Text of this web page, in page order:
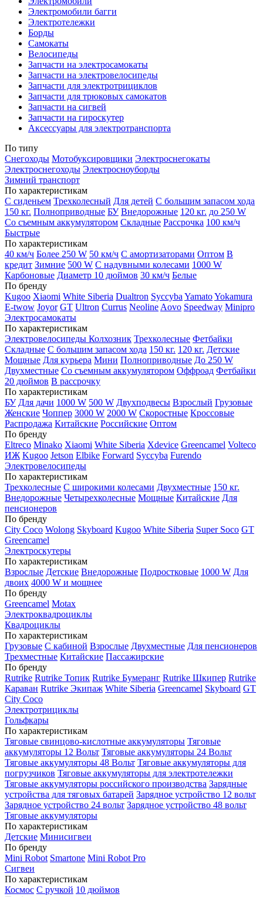
Электромобили багги
Электротележки
Борды
Самокаты
Велосипеды
Запчасти на электросамокаты
Запчасти на электровелосипеды
Запчасти для электротрициклов
Запчасти для трюковых самокатов
Запчасти на сигвей
Запчасти на гироскутер
Аксессуары для электротранспорта
По типу
Снегоходы Мотобуксировщики Электроснегокаты
Электроснегоходы Электросноуборды
Зимний транспорт
По характеристикам
С сиденьем Трехколесный Для детей С большим запасом хода
150 кг. Полноприводные БУ Внедорожные 120 кг. до 250 W
Со съемным аккумулятором Складные Рассрочка 100 км/ч
Быстрые
По характеристикам
40 км/ч Более 250 W 50 км/ч С амортизаторами Оптом В
кредит Зимние 500 W С надувными колесами 1000 W
Карбоновые Диаметр 10 дюймов 30 км/ч Белые
По бренду
Kugoo Xiaomi White Siberia Dualtron Syccyba YamatoYokamura
E-twow Joyor GT Ultron Currus Neoline Aovo Speedway Minipro
Электросамокаты
По характеристикам
Электровелосипеды Колхозник Трехколесные Фетбайки
Складные С большим запасом хода 150 кг. 120 кг. Детские
Мощные Для курьера Мини Полноприводные До 250 W
Двухместные Со съемным аккумулятором Оффроад Фетбайки
20 дюймов В рассрочку
По характеристикам
БУ Для дачи 1000 W 500 W Двухподвесы Взрослый Грузовые
Женские Чоппер 3000 W 2000 W Скоростные Кроссовые
Распродажа Китайские Российские Оптом
По бренду
Eltreco Minako Xiaomi White Siberia Xdevice Greencamel Volteco
ИЖ Kugoo Jetson Elbike Forward Syccyba Furendo
Электровелосипеды
По характеристикам
Трехколесные С широкими колесами Двухместные 150 кг.
Внедорожные Четырехколесные Мощные Китайские Для
пенсионеров
По бренду
City Coco Wolong Skyboard Kugoo White Siberia Super Soco GT
Greencamel
Электроскутеры
По характеристикам
Взрослые Детские Внедорожные Подростковые 1000 W Для
двоих 4000 W и мощнее
По бренду
Greencamel Motax
Электроквадроциклы
Квадроциклы
По характеристикам
Грузовые С кабиной Взрослые Двухместные Для пенсионеров
Трехместные Китайские Пассажирские
По бренду
Rutrike Rutrike Топик Rutrike Бумеранг Rutrike Шкипер Rutrike
Караван Rutrike Экипаж White Siberia Greencamel Skyboard GT
City Coco
Электротрициклы
Гольфкары
По характеристикам
Тяговые свинцово-кислотные аккумуляторы Тяговые
аккумуляторы 12 Вольт Тяговые аккумуляторы 24 Вольт
Тяговые аккумуляторы 48 Вольт Тяговые аккумуляторы для
погрузчиков Тяговые аккумуляторы для электротележки
Тяговые аккумуляторы российского производства Зарядные
устройства для тяговых батарей Зарядное устройство 12 вольт
Зарядное устройство 24 вольт Зарядное устройство 48 вольт
Тяговые аккумуляторы
По характеристикам
Детские Минисигвеи
По бренду
Mini Robot Smartone Mini Robot Pro
Сигвеи
По характеристикам
Космос С ручкой 10 дюймов